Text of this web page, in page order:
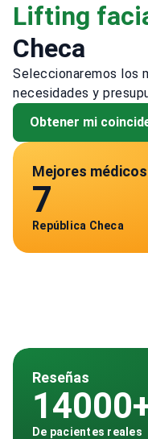
Lifting
Checa
Seleccionaremos los
necesidades y
Obtener mi
Mejores médicos
7
República Checa
Reseñas
De pacientes reales